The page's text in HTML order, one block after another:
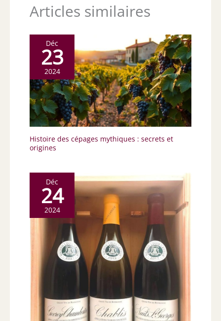
Articles similaires
Déc
23
2024
Histoire des cépages mythiques : secrets et
origines
Déc
24
2024